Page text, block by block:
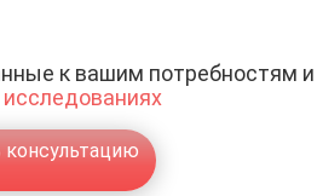
к вашим потребностям и
консультацию